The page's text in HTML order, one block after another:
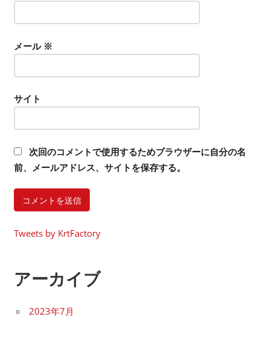
メール ※
サイト
次回のコメントで使用するためブラウザーに自分の名
前、メールアドレス、サイトを保存する。
Tweets by KrtFactory
アーカイブ
2023年7月